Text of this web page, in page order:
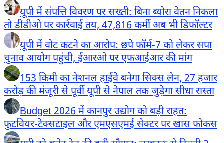
यूपी में संपत्ति विवरण पर सख्ती: बिना ब्योरा वेतन निकला
तो डीडीओ पर कार्रवाई तय, 47,816 कर्मी अब भी डिफॉल्टर
यूपी में वोट कटने का आरोप: छपे फॉर्म-7 को लेकर सपा
चुनाव आयोग पहुंची, ईआरओ पर एफआईआर की मांग
153 किमी का नेशनल हाईवे बनेगा सिक्स लेन, 27 हजार
करोड़ की मंजूरी से पूर्वी यूपी से नेपाल तक जुड़ेगा सीधा रास्ता
Budget 2026 में कानपुर उद्योग को बड़ी राहत:
फुटवियर-टेक्सटाइल और एमएसएमई सेक्टर पर खास फोकस